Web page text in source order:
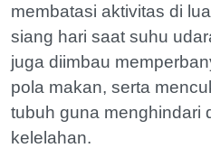
membatasi aktivitas di
siang hari saat suhu
juga diimbau
pola makan, serta
tubuh guna menghindari
kelelahan.